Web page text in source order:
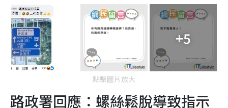
+5
點擊圖片放大
路政署回應：螺絲鬆脫導致指示